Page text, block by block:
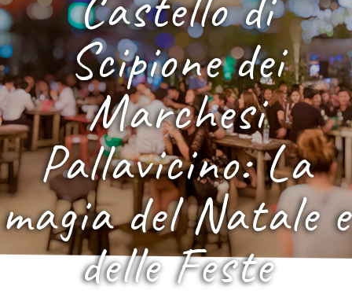
Scipione dei
Marchesi
Pallavicino: La
magia del Natale e
delle Feste